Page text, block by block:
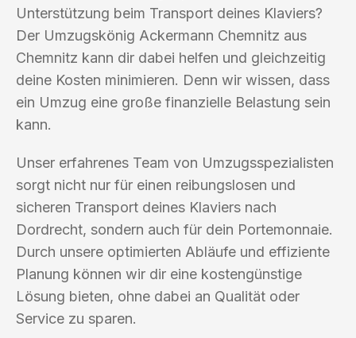
Unterstützung beim Transport deines Klaviers?
Der Umzugskönig Ackermann Chemnitz aus
Chemnitz kann dir dabei helfen und gleichzeitig
deine Kosten minimieren. Denn wir wissen, dass
ein Umzug eine große finanzielle Belastung sein
kann.
Unser erfahrenes Team von Umzugsspezialisten
sorgt nicht nur für einen reibungslosen und
sicheren Transport deines Klaviers nach
Dordrecht, sondern auch für dein Portemonnaie.
Durch unsere optimierten Abläufe und effiziente
Planung können wir dir eine kostengünstige
Lösung bieten, ohne dabei an Qualität oder
Service zu sparen.